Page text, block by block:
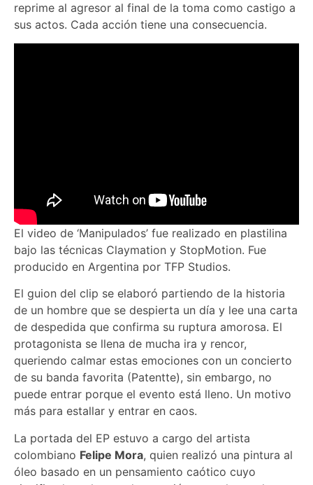
reprime al agresor al final de la toma como castigo a
sus actos. Cada acción tiene una consecuencia.
El video de ‘Manipulados’ fue realizado en plastilina
bajo las técnicas Claymation y StopMotion. Fue
producido en Argentina por TFP Studios.
El guion del clip se elaboró partiendo de la historia
de un hombre que se despierta un día y lee una carta
de despedida que confirma su ruptura amorosa. El
protagonista se llena de mucha ira y rencor,
queriendo calmar estas emociones con un concierto
de su banda favorita (Patentte), sin embargo, no
puede entrar porque el evento está lleno. Un motivo
más para estallar y entrar en caos.
La portada del EP estuvo a cargo del artista
colombiano Felipe Mora, quien realizó una pintura al
óleo basado en un pensamiento caótico cuyo